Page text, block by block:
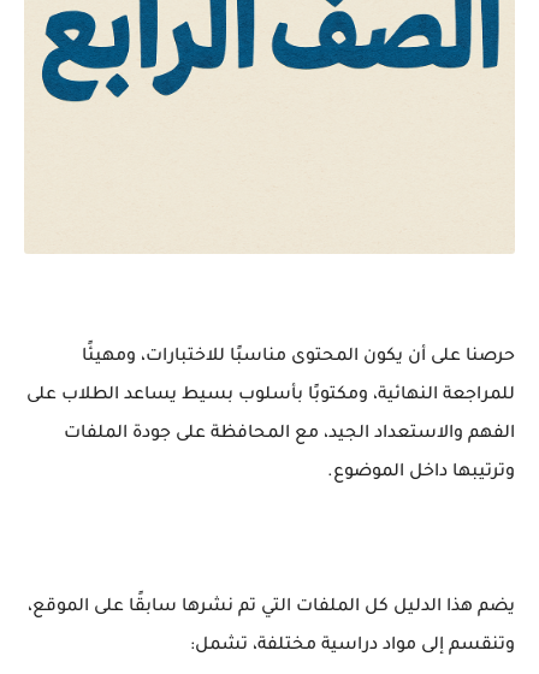
حرصنا على أن يكون المحتوى مناسبًا للاختبارات، ومهيئًا
للمراجعة النهائية، ومكتوبًا بأسلوب بسيط يساعد الطلاب على
الفهم والاستعداد الجيد، مع المحافظة على جودة الملفات
وترتيبها داخل الموضوع.
يضم هذا الدليل كل الملفات التي تم نشرها سابقًا على الموقع،
وتنقسم إلى مواد دراسية مختلفة، تشمل: